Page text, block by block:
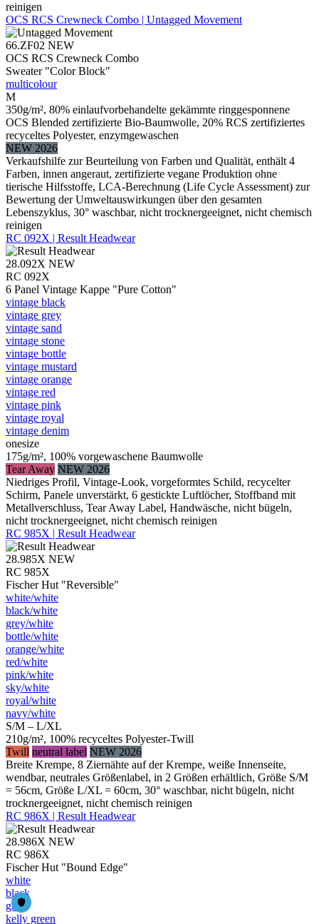
reinigen
OCS RCS Crewneck Combo | Untagged Movement
66.ZF02 NEW
OCS RCS Crewneck Combo
Sweater "Color Block"
multicolour
M
350g/m², 80% einlaufvorbehandelte gekämmte ringgesponnene
OCS Blended zertifizierte Bio-Baumwolle, 20% RCS zertifiziertes
recyceltes Polyester, enzymgewaschen
NEW 2026
Verkaufshilfe zur Beurteilung von Farben und Qualität, enthält 4
Farben, innen angeraut, zertifizierte vegane Produktion ohne
tierische Hilfsstoffe, LCA-Berechnung (Life Cycle Assessment) zur
Bewertung der Umweltauswirkungen über den gesamten
Lebenszyklus, 30° waschbar, nicht trocknergeeignet, nicht chemisch
reinigen
RC 092X | Result Headwear
28.092X NEW
RC 092X
6 Panel Vintage Kappe "Pure Cotton"
vintage black
vintage grey
vintage sand
vintage stone
vintage bottle
vintage mustard
vintage orange
vintage red
vintage pink
vintage royal
vintage denim
onesize
175g/m², 100% vorgewaschene Baumwolle
Tear Away NEW 2026
Niedriges Profil, Vintage-Look, vorgeformtes Schild, recycelter
Schirm, Panele unverstärkt, 6 gestickte Luftlöcher, Stoffband mit
Metallverschluss, Tear Away Label, Handwäsche, nicht bügeln,
nicht trocknergeeignet, nicht chemisch reinigen
RC 985X | Result Headwear
28.985X NEW
RC 985X
Fischer Hut "Reversible"
white/​white
black/​white
grey/​white
bottle/​white
orange/​white
red/​white
pink/​white
sky/​white
royal/​white
navy/​white
S/M – L/XL
210g/m², 100% recyceltes Polyester-Twill
Twill neutral label NEW 2026
Breite Krempe, 8 Ziernähte auf der Krempe, weiße Innenseite,
wendbar, neutrales Größenlabel, in 2 Größen erhältlich, Größe S/M
= 56cm, Größe L/XL = 60cm, 30° waschbar, nicht bügeln, nicht
trocknergeeignet, nicht chemisch reinigen
RC 986X | Result Headwear
28.986X NEW
RC 986X
Fischer Hut "Bound Edge"
white
black
grey
kelly green